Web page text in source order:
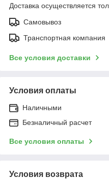
Доставка осуществляется
Самовывоз
Транспортная компания
Все условия доставки
Условия оплаты
Наличными
Безналичный расчет
Все условия оплаты
Условия возврата